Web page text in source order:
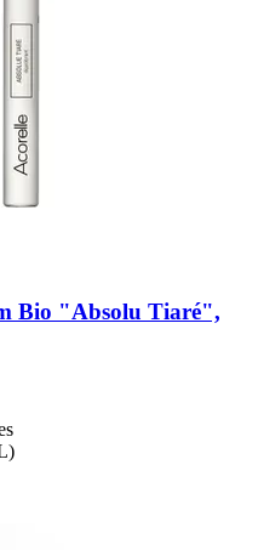
Bio "Absolu Tiaré",